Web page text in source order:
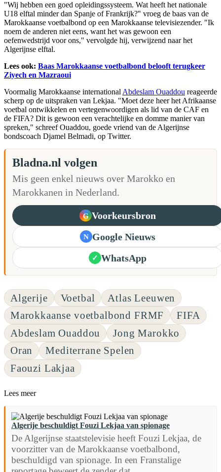
"Wij hebben een goed opleidingssysteem. Wat heeft het nationale
U18 elftal minder dan Spanje of Frankrijk?" vroeg de baas van de
Marokkaanse voetbalbond op een Marokkaanse televisiezender. "Ik
noem de anderen niet eens, want het was gewoon een
oefenwedstrijd voor ons," vervolgde hij, verwijzend naar het
Algerijnse elftal.
Lees ook: Baas Marokkaanse voetbalbond belooft terugkeer
Ziyech en Mazraoui
Voormalig Marokkaanse international Abdeslam Ouaddou reageerde
scherp op de uitspraken van Lekjaa. "Moet deze heer het Afrikaanse
voetbal ontwikkelen en vertegenwoordigen als lid van de CAF en
de FIFA? Dit is gewoon een verachtelijke en domme manier van
spreken," schreef Ouaddou, goede vriend van de Algerijnse
bondscoach Djamel Belmadi, op Twitter.
Bladna.nl volgen
Mis geen enkel nieuws over Marokko en
Marokkanen in Nederland.
G Voorkeursbron
N Google Nieuws
✓ WhatsApp
Algerije Voetbal
Atlas Leeuwen
Marokkaanse voetbalbond FRMF
FIFA
Abdeslam Ouaddou
Jong Marokko
Oran
Mediterrane Spelen
Faouzi Lakjaa
Lees meer
Algerije beschuldigt Fouzi Lekjaa van spionage
De Algerijnse staatstelevisie heeft Fouzi Lekjaa, de
voorzitter van de Marokkaanse voetbalbond,
beschuldigd van spionage. In een Franstalige